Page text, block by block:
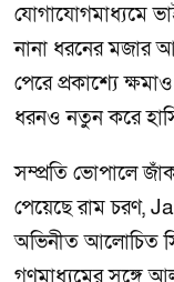
যোগাযোগমাধ্যমে
নানা ধরনের মজার
পেরে প্রকাশ্যে
ধরনও নতুন করে
সম্প্রতি ভোপালে
পেয়েছে রাম চরণ,
অভিনীত আলোচিত